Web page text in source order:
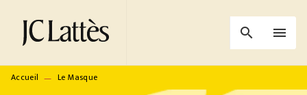
MENU RECHERCHE
PIED DE PAGE
search menu
Accueil — Le Masque